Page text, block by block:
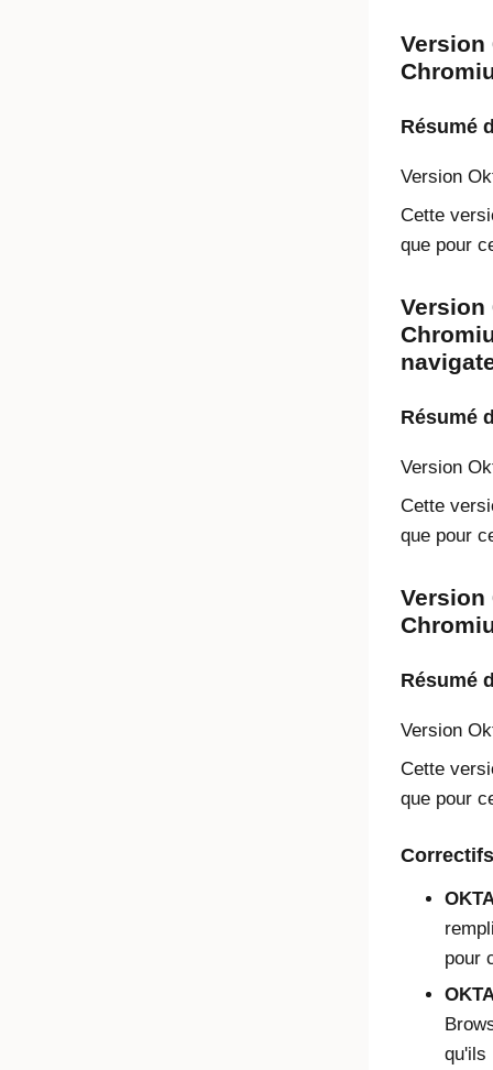
Version
Résumé
Version
Cette
que pour
Version
Résumé
Version
Cette
que pour
Version
Résumé
Version
Cette
que pour
pour
qu'ils